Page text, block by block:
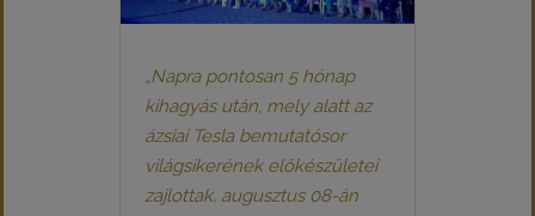
„Napra pontosan 5 hónap
kihagyás után, mely alatt az
ázsiai Tesla bemutatósor
világsikerének előkészületei
zajlottak, augusztus 08-án